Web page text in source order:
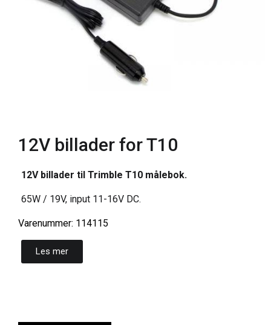
12V billader for T10
12V billader til Trimble T10 målebok.
65W / 19V, input 11-16V DC.
Varenummer: 114115
Les mer